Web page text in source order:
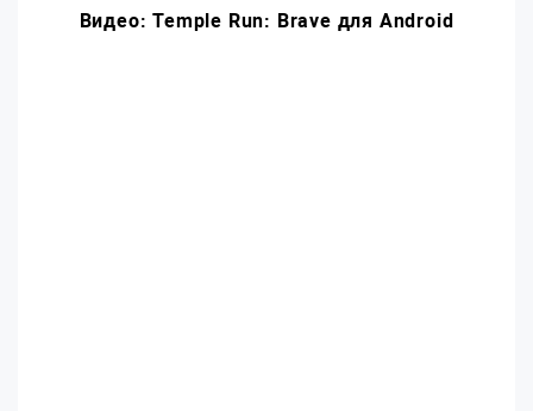
Видео: Temple Run: Brave для Android